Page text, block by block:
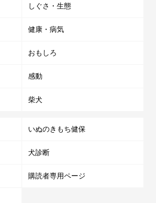
しぐさ・生態
健康・病気
おもしろ
感動
柴犬
いぬのきもち健保
犬診断
購読者専用ページ